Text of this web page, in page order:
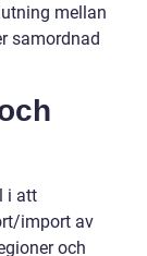
mellan
samordnad
i att
import av
och